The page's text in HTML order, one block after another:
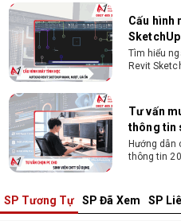
Tư vấn
thông tin
Hướng dẫn
thông tin
Sinh
Sinh viên
khoăn của
tập. Xem
Laptop
Hình Nào
SP Tương Tự SP Đã Xem SP